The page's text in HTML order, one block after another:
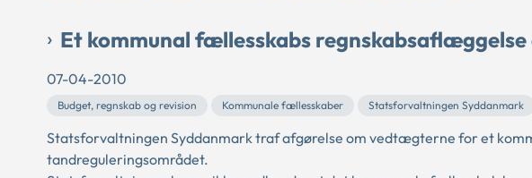
Et kommunal fællesskabs
07-04-2010
Budget, regnskab og revision Kommunale fællesskaber Statsforvaltningen Syddanmark
Statsforvaltningen Syddanmark traf afgørelse om vedtægterne for et
tandreguleringsområdet.